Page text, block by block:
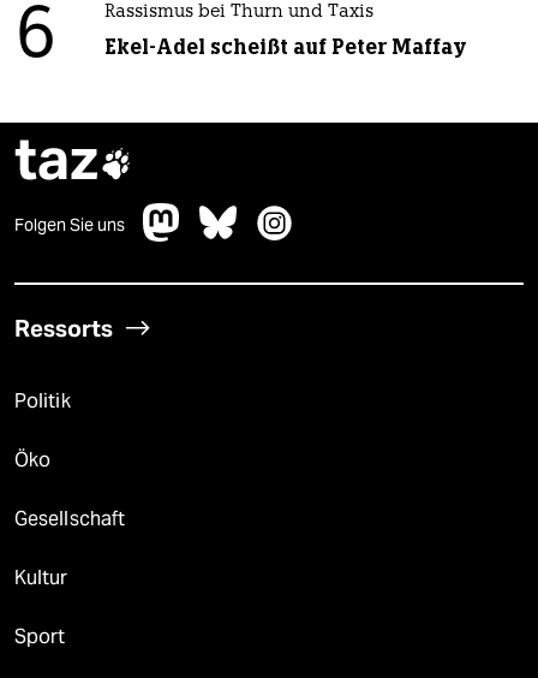
6 Rassismus bei Thurn und Taxis
Ekel-Adel scheißt auf Peter Maffay
taz
Folgen Sie uns
Ressorts
Politik
Öko
Gesellschaft
Kultur
Sport